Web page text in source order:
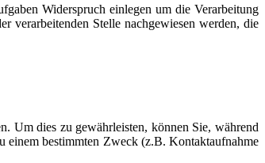
Widerspruch einlegen um die Verarbeitung
verarbeitenden Stelle nachgewiesen werden, die
Um dies zu gewährleisten, können Sie, während
einem bestimmten Zweck (z.B. Kontaktaufnahme